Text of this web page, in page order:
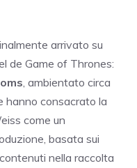
arrivato su
de Game of Thrones:
, ambientato circa
hanno consacrato la
come un
basata sui
nella raccolta